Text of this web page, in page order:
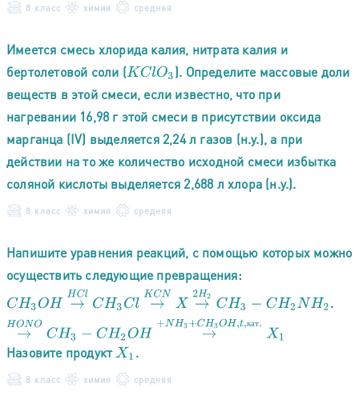
8 класс химия средняя
Имеется смесь хлорида калия, нитрата калия и
бертолетовой соли (KClO3
). Определите массовые доли
веществ в этой смеси, если известно, что при
нагревании 16,98 г этой смеси в присутствии оксида
марганца (IV) выделяется 2,24 л газов (н.у.), а при
действии на то же количество исходной смеси избытка
соляной кислоты выделяется 2,688 л хлора (н.у.).
8 класс химия средняя
Напишите уравнения реакций, с помощью которых можно
осуществить следующие превращения:
кат
CH3O H→HClC H3Cl→KCNX→ 2H 2CH −CH 2→H ONOC .
Назовите продуктX1 .
8 класс химия средняя